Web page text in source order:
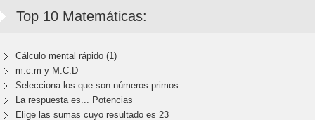
Top 10 Matemáticas:
Cálculo mental rápido (1)
m.c.m y M.C.D
Selecciona los que son números primos
La respuesta es... Potencias
Elige las sumas cuyo resultado es 23